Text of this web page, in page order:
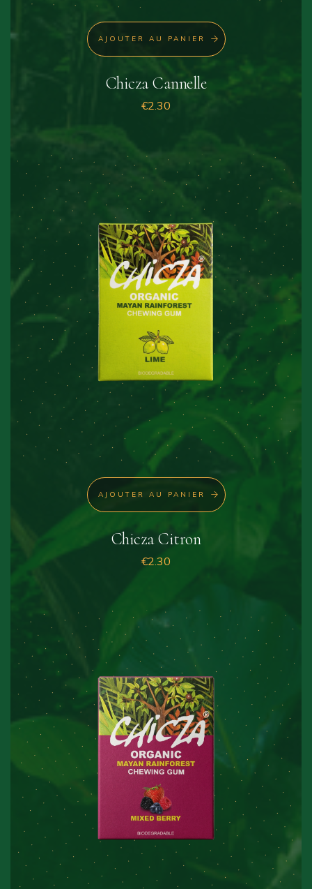
AJOUTER AU PANIER
Chicza Cannelle
€2.30
AJOUTER AU PANIER
Chicza Citron
€2.30